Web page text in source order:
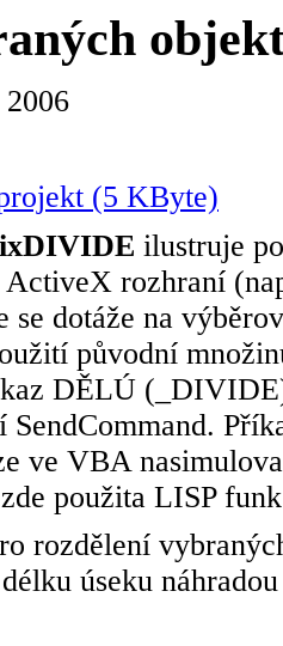
(5 KByte)
ilustruje
rozhraní
se dotáže na
původní
DĚLÚ
ve VBA
použita LISP
rozdělení
úseku